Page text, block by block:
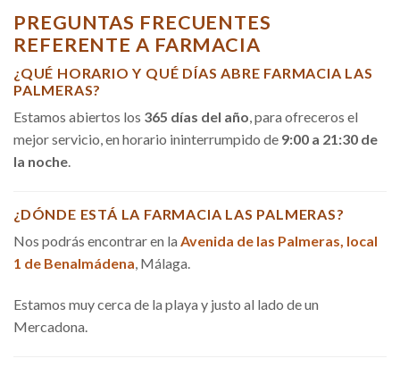
PREGUNTAS FRECUENTES
REFERENTE A FARMACIA
¿QUÉ HORARIO Y QUÉ DÍAS ABRE FARMACIA LAS
PALMERAS?
Estamos abiertos los 365 días del año, para ofreceros el
mejor servicio, en horario ininterrumpido de 9:00 a 21:30 de
la noche.
¿DÓNDE ESTÁ LA FARMACIA LAS PALMERAS?
Nos podrás encontrar en la Avenida de las Palmeras, local
1 de Benalmádena, Málaga.
Estamos muy cerca de la playa y justo al lado de un
Mercadona.